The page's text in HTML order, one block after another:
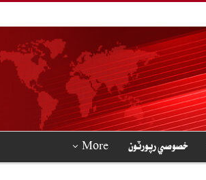
خصوصي رپورٽون More